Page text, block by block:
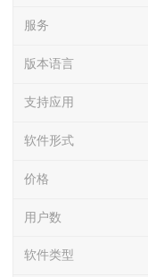
服务
版本语言
支持应用
软件形式
价格
用户数
软件类型